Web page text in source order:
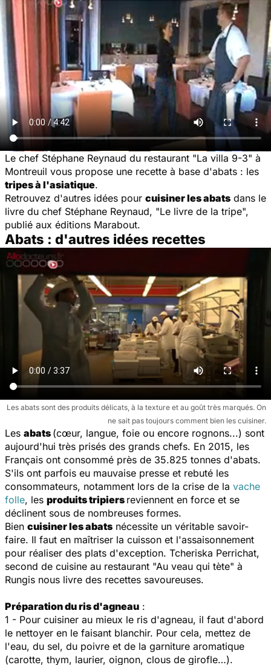
Le chef Stéphane Reynaud du restaurant "La villa 9-3" à
Montreuil vous propose une recette à base d'abats : les
tripes à l'asiatique.
Retrouvez d'autres idées pour cuisiner les abats dans le
livre du chef Stéphane Reynaud, "Le livre de la tripe",
publié aux éditions Marabout.
Abats : d'autres idées recettes
Les abats sont des produits délicats, à la texture et au goût très marqués. On
ne sait pas toujours comment bien les cuisiner.
Les abats (cœur, langue, foie ou encore rognons...) sont
aujourd'hui très prisés des grands chefs. En 2015, les
Français ont consommé près de 35.825 tonnes d'abats.
S'ils ont parfois eu mauvaise presse et rebuté les
consommateurs, notamment lors de la crise de la vache
folle, les produits tripiers reviennent en force et se
déclinent sous de nombreuses formes.
Bien cuisiner les abats nécessite un véritable savoir-
faire. Il faut en maîtriser la cuisson et l'assaisonnement
pour réaliser des plats d'exception. Tcheriska Perrichat,
second de cuisine au restaurant "Au veau qui tète" à
Rungis nous livre des recettes savoureuses.
Préparation du ris d'agneau :
1 - Pour cuisiner au mieux le ris d'agneau, il faut d'abord
le nettoyer en le faisant blanchir. Pour cela, mettez de
l'eau, du sel, du poivre et de la garniture aromatique
(carotte, thym, laurier, oignon, clous de girofle…).